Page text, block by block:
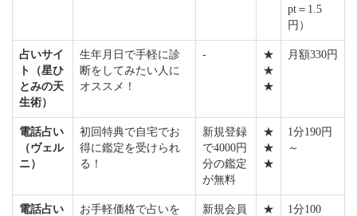
pt＝1.5
円）
占いサイ
ト（星ひ
とみの天
生術）
生年月日で手軽に診
断をしてみたい人に
オススメ！
-
★
★
★
月額330円
電話占い
（ヴェル
ニ）
初回特典で自宅でお
得に鑑定を受けられ
る！
新規登録
で4000円
分の鑑定
が無料
★
★
★
1分190円
～
電話占い
お手軽価格で占いを
新規会員
★
1分100